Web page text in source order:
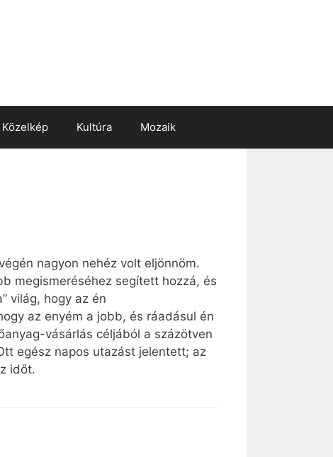
Közelkép Kultúra Mozaik
nagyon nehéz volt eljönnöm.
megismeréséhez segített hozzá, és
világ, hogy az én
az enyém a jobb, és ráadásul én
vásárlás céljából a százötven
egész napos utazást jelentett; az
időt.